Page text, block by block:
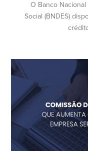
O Banco
Social (BNDES)